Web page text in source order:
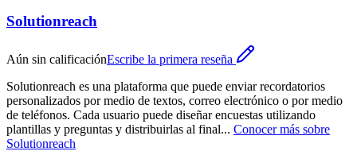
Solutionreach
Aún sin calificaciónEscribe la primera reseña
Solutionreach es una plataforma que puede enviar recordatorios
personalizados por medio de textos, correo electrónico o por medio
de teléfonos. Cada usuario puede diseñar encuestas utilizando
plantillas y preguntas y distribuirlas al final... Conocer más sobre
Solutionreach